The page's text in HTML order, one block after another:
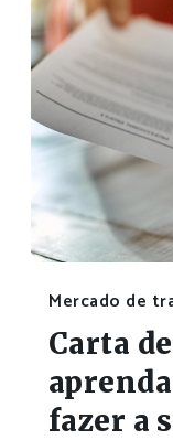
Mercado de
Carta
fazer a